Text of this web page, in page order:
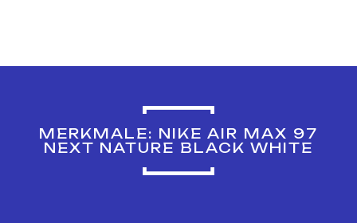
MERKMALE: NIKE AIR MAX 97
NEXT NATURE BLACK WHITE